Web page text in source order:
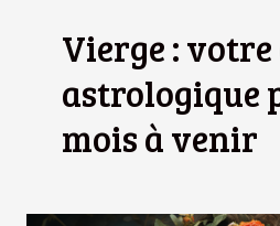
Vierge : votre
astrologique
mois à venir